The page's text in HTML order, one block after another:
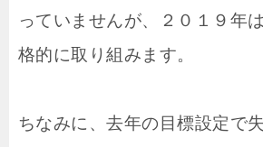
っていませんが、２０１９年
格的に取り組みます。
ちなみに、去年の目標設定で